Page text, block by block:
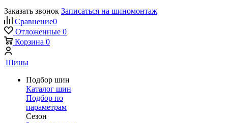
Заказать звонок Записаться на шиномонтаж
Сравнение0
Отложенные 0
Корзина 0
Шины
Подбор шин
Каталог шин
Подбор по
параметрам
Сезон